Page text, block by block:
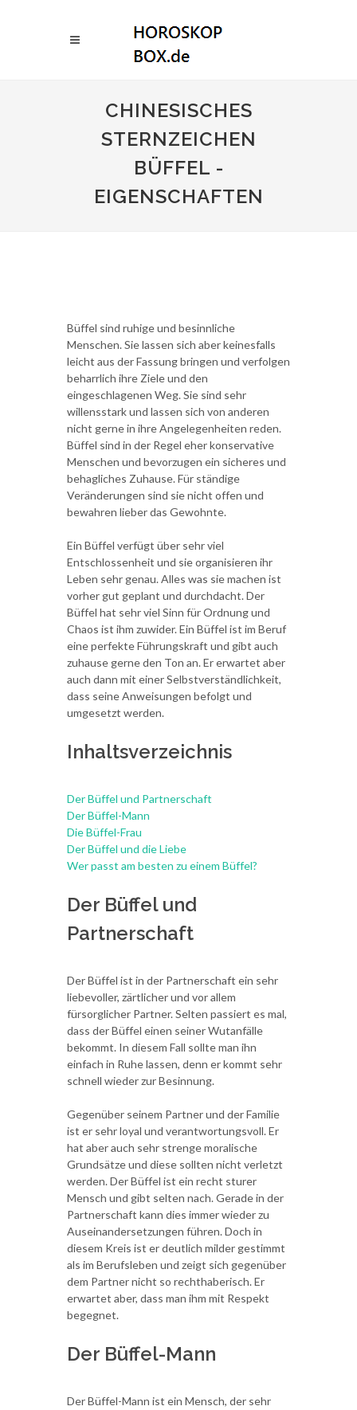
CHINESISCHES
STERNZEICHEN
BÜFFEL -
EIGENSCHAFTEN
Büffel sind ruhige und besinnliche
Menschen. Sie lassen sich aber keinesfalls
leicht aus der Fassung bringen und verfolgen
beharrlich ihre Ziele und den
eingeschlagenen Weg. Sie sind sehr
willensstark und lassen sich von anderen
nicht gerne in ihre Angelegenheiten reden.
Büffel sind in der Regel eher konservative
Menschen und bevorzugen ein sicheres und
behagliches Zuhause. Für ständige
Veränderungen sind sie nicht offen und
bewahren lieber das Gewohnte.
Ein Büffel verfügt über sehr viel
Entschlossenheit und sie organisieren ihr
Leben sehr genau. Alles was sie machen ist
vorher gut geplant und durchdacht. Der
Büffel hat sehr viel Sinn für Ordnung und
Chaos ist ihm zuwider. Ein Büffel ist im Beruf
eine perfekte Führungskraft und gibt auch
zuhause gerne den Ton an. Er erwartet aber
auch dann mit einer Selbstverständlichkeit,
dass seine Anweisungen befolgt und
umgesetzt werden.
Inhaltsverzeichnis
Der Büffel und Partnerschaft
Der Büffel-Mann
Die Büffel-Frau
Der Büffel und die Liebe
Wer passt am besten zu einem Büffel?
Der Büffel und
Partnerschaft
Der Büffel ist in der Partnerschaft ein sehr
liebevoller, zärtlicher und vor allem
fürsorglicher Partner. Selten passiert es mal,
dass der Büffel einen seiner Wutanfälle
bekommt. In diesem Fall sollte man ihn
einfach in Ruhe lassen, denn er kommt sehr
schnell wieder zur Besinnung.
Gegenüber seinem Partner und der Familie
ist er sehr loyal und verantwortungsvoll. Er
hat aber auch sehr strenge moralische
Grundsätze und diese sollten nicht verletzt
werden. Der Büffel ist ein recht sturer
Mensch und gibt selten nach. Gerade in der
Partnerschaft kann dies immer wieder zu
Auseinandersetzungen führen. Doch in
diesem Kreis ist er deutlich milder gestimmt
als im Berufsleben und zeigt sich gegenüber
dem Partner nicht so rechthaberisch. Er
erwartet aber, dass man ihm mit Respekt
begegnet.
Der Büffel-Mann
Der Büffel-Mann ist ein Mensch, der sehr